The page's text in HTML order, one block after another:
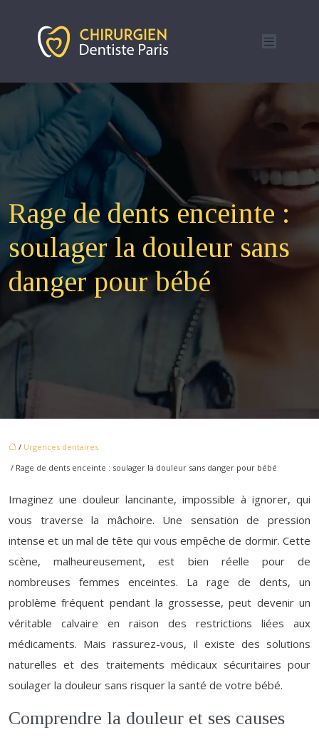
Rage de dents enceinte :
soulager la douleur sans
danger pour bébé
/ Urgences dentaires
/ Rage de dents enceinte : soulager la douleur sans danger pour bébé
Imaginez une douleur lancinante, impossible à ignorer, qui
vous traverse la mâchoire. Une sensation de pression
intense et un mal de tête qui vous empêche de dormir. Cette
scène, malheureusement, est bien réelle pour de
nombreuses femmes enceintes. La rage de dents, un
problème fréquent pendant la grossesse, peut devenir un
véritable calvaire en raison des restrictions liées aux
médicaments. Mais rassurez-vous, il existe des solutions
naturelles et des traitements médicaux sécuritaires pour
soulager la douleur sans risquer la santé de votre bébé.
Comprendre la douleur et ses causes